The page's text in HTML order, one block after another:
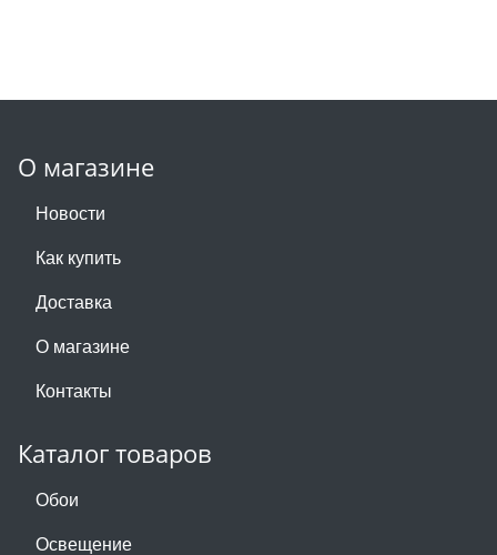
О магазине
Новости
Как купить
Доставка
О магазине
Контакты
Каталог товаров
Обои
Освещение